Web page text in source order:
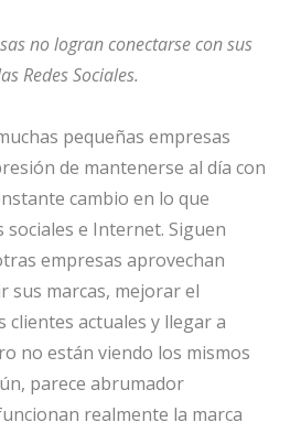
no logran conectarse con sus
Redes Sociales.
pequeñas empresas
de mantenerse al día con
cambio en lo que
sociales e Internet. Siguen
empresas aprovechan
sus marcas, mejorar el
clientes actuales y llegar a
no están viendo los mismos
parece abrumador
realmente la marca